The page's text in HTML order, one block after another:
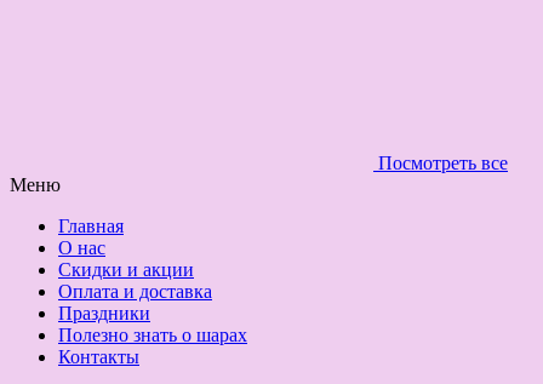
Посмотреть все
Меню
Главная
О нас
Скидки и акции
Оплата и доставка
Праздники
Полезно знать о шарах
Контакты